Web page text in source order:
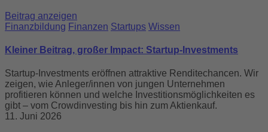
Beitrag anzeigen
Finanzbildung Finanzen Startups Wissen
Kleiner Beitrag, großer Impact: Startup-Investments
Startup-Investments eröffnen attraktive Renditechancen. Wir
zeigen, wie Anleger/innen von jungen Unternehmen
profitieren können und welche Investitionsmöglichkeiten es
gibt – vom Crowdinvesting bis hin zum Aktienkauf.
11. Juni 2026